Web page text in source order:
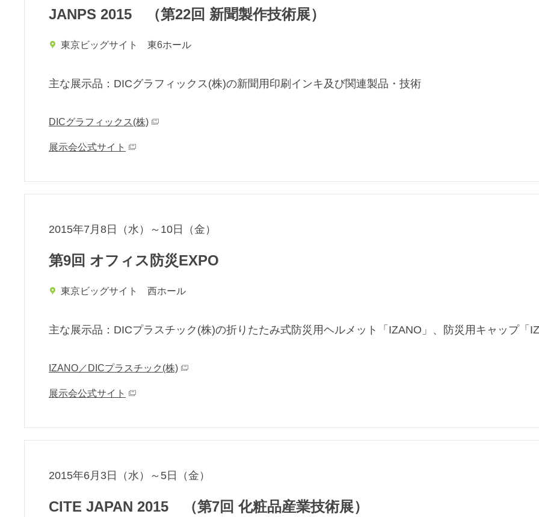
JANPS 2015 （第22回 新聞製作技術展）
東京ビッグサイト 東6ホール
主な展⽰品：DICグラフィックス(株)の新聞用印刷インキ及び関連製品・技術
DICグラフィックス(株)
展示会公式サイト
2015年7月8日（水）～10日（金）
第9回 オフィス防災EXPO
東京ビッグサイト 西ホール
主な展⽰品：DICプラスチック(株)の折りたたみ式防災用ヘルメット「IZANO」、防災用キャップ「
IZANO／DICプラスチック(株)
展示会公式サイト
2015年6月3日（水）～5日（金）
CITE JAPAN 2015 （第7回 化粧品産業技術展）